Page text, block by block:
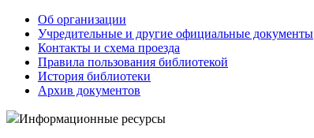
Об организации
Учредительные и другие официальные документы
Контакты и схема проезда
Правила пользования библиотекой
История библиотеки
Архив документов
Информационные ресурсы